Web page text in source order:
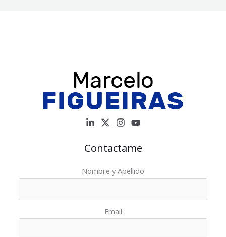
Contactame
Nombre y Apellido
Email